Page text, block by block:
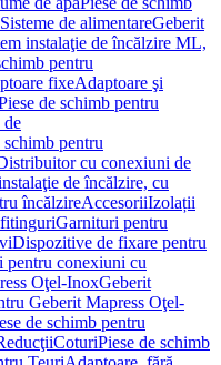
Sisteme de alimentareGeberit
instalaţie de încălzire ML,
pentru
fixeAdaptoare şi
de schimb pentru
de
schimb pentru
cu conexiuni de
de încălzire, cu
încălzireAccesoriiIzolații
Garnituri pentru
Dispozitive de fixare pentru
pentru conexiuni cu
Oţel-InoxGeberit
Geberit Mapress Oţel-
de schimb pentru
CoturiPiese de schimb